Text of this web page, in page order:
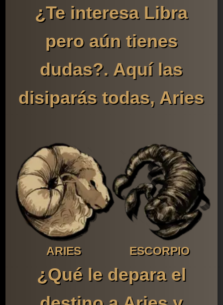
¿Te interesa Libra
pero aún tienes
dudas?. Aquí las
disiparás todas, Aries
ARIES ESCORPIO
¿Qué le depara el